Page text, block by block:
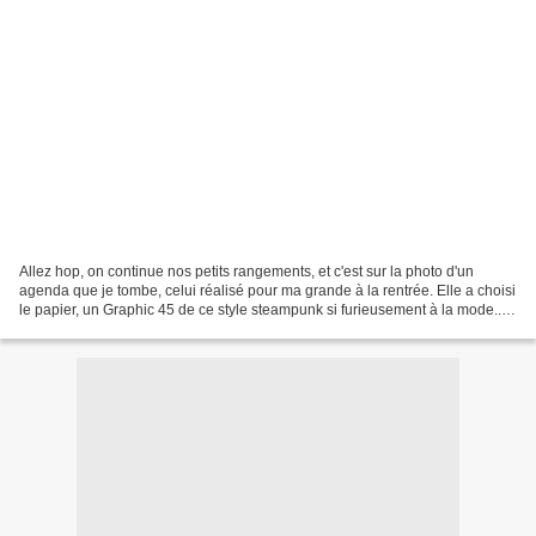
Allez hop, on continue nos petits rangements, et c'est sur la photo d'un
agenda que je tombe, celui réalisé pour ma grande à la rentrée. Elle a choisi
le papier, un Graphic 45 de ce style steampunk si furieusement à la mode...